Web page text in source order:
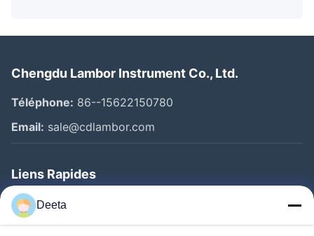
Chengdu Lambor Instrument Co., Ltd.
Téléphone: 86--15622150780
Email: sale@cdlambor.com
Liens Rapides
Aperçu
Produits
Deeta